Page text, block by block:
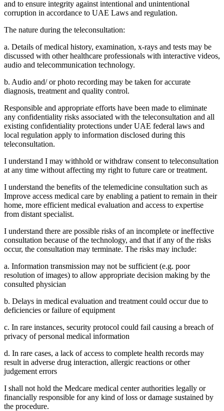
and to ensure integrity against intentional and unintentional
corruption in accordance to UAE Laws and regulation.
The nature during the teleconsultation:
a. Details of medical history, examination, x-rays and tests may be
discussed with other healthcare professionals with interactive videos,
audio and telecommunication technology.
b. Audio and/ or photo recording may be taken for accurate
diagnosis, treatment and quality control.
Responsible and appropriate efforts have been made to eliminate
any confidentiality risks associated with the teleconsultation and all
existing confidentiality protections under UAE federal laws and
local regulation apply to information disclosed during this
teleconsultation.
I understand I may withhold or withdraw consent to teleconsultation
at any time without affecting my right to future care or treatment.
I understand the benefits of the telemedicine consultation such as
Improve access medical care by enabling a patient to remain in their
home, more efficient medical evaluation and access to expertise
from distant specialist.
I understand there are possible risks of an incomplete or ineffective
consultation because of the technology, and that if any of the risks
occur, the consultation may terminate. The risks may include:
a. Information transmission may not be sufficient (e.g. poor
resolution of images) to allow appropriate decision making by the
consulted physician
b. Delays in medical evaluation and treatment could occur due to
deficiencies or failure of equipment
c. In rare instances, security protocol could fail causing a breach of
privacy of personal medical information
d. In rare cases, a lack of access to complete health records may
result in adverse drug interaction, allergic reactions or other
judgement errors
I shall not hold the Medcare medical center authorities legally or
financially responsible for any kind of loss or damage sustained by
the procedure.